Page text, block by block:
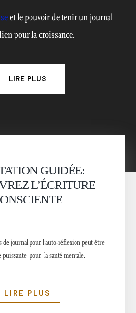
et le pouvoir de tenir un journal
pour la croissance.
LIRE PLUS
GUIDÉE:
L’ÉCRITURE
de journal pour l’auto-réflexion peut être
puissante pour la santé mentale.
LIRE PLUS